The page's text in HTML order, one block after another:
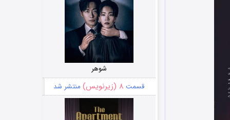
شوهر
قسمت ۸ (زیرنویس) منتشر شد